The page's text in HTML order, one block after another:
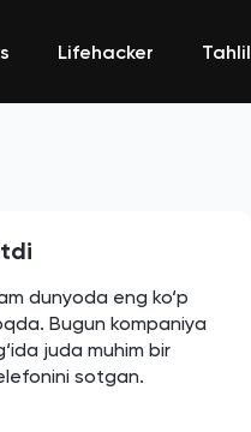
Lifehacker Tahlil
dunyoda eng ko‘p
Bugun kompaniya
juda muhim bir
sotgan.